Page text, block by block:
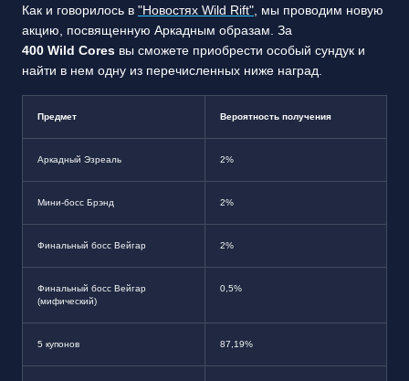
Как и говорилось в "Новостях Wild Rift" , мы проводим новую
акцию, посвященную Аркадным образам. За
400 Wild Cores вы сможете приобрести особый сундук и
найти в нем одну из перечисленных ниже наград.
Предмет Вероятность получения
Аркадный Эзреаль 2%
Мини-босс Брэнд 2%
Финальный босс Вейгар 2%
Финальный босс Вейгар
(мифический)
0,5%
5 купонов 87,19%